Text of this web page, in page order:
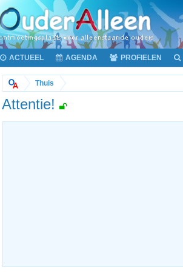
ACTUEEL AGENDA PROFIELEN
Thuis
Attentie!